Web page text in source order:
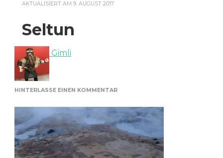
AKTUALISIERT AM 9. AUGUST 2017
Seltun
Gimli
HINTERLASSE EINEN KOMMENTARZU